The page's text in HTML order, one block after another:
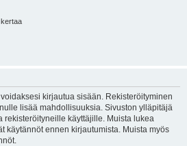
kirjautua sisään. Rekisteröityminen
lisää mahdollisuuksia. Sivuston ylläpitäjä
rekisteröityneille käyttäjille. Muista lukea
käytännöt ennen kirjautumista. Muista myös